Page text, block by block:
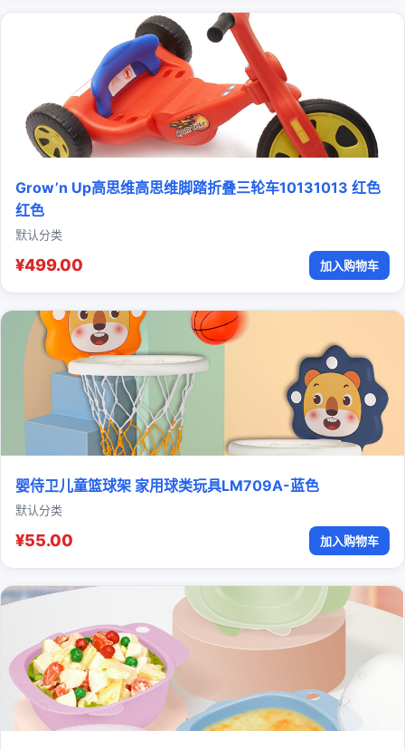
Grow’n Up高思维高思维脚踏折叠三轮车10131013 红色
红色
默认分类
¥499.00 加入购物车
婴侍卫儿童篮球架 家用球类玩具LM709A-蓝色
默认分类
¥55.00 加入购物车